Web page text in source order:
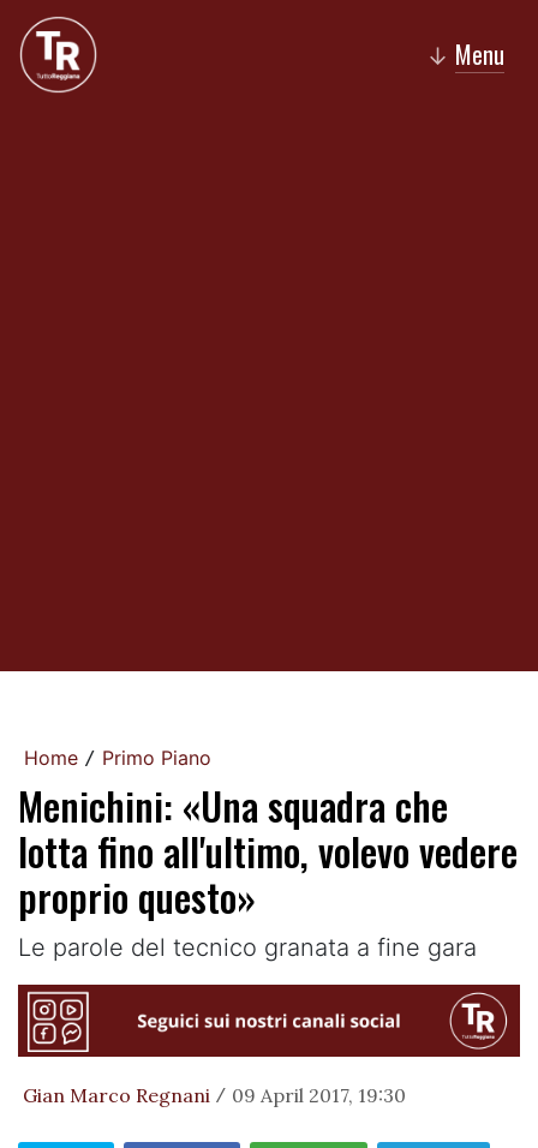
↓ Menu
Home / Primo Piano
Menichini: «Una squadra che
lotta fino all'ultimo, volevo vedere
proprio questo»
Le parole del tecnico granata a fine gara
Gian Marco Regnani / 09 April 2017, 19:30